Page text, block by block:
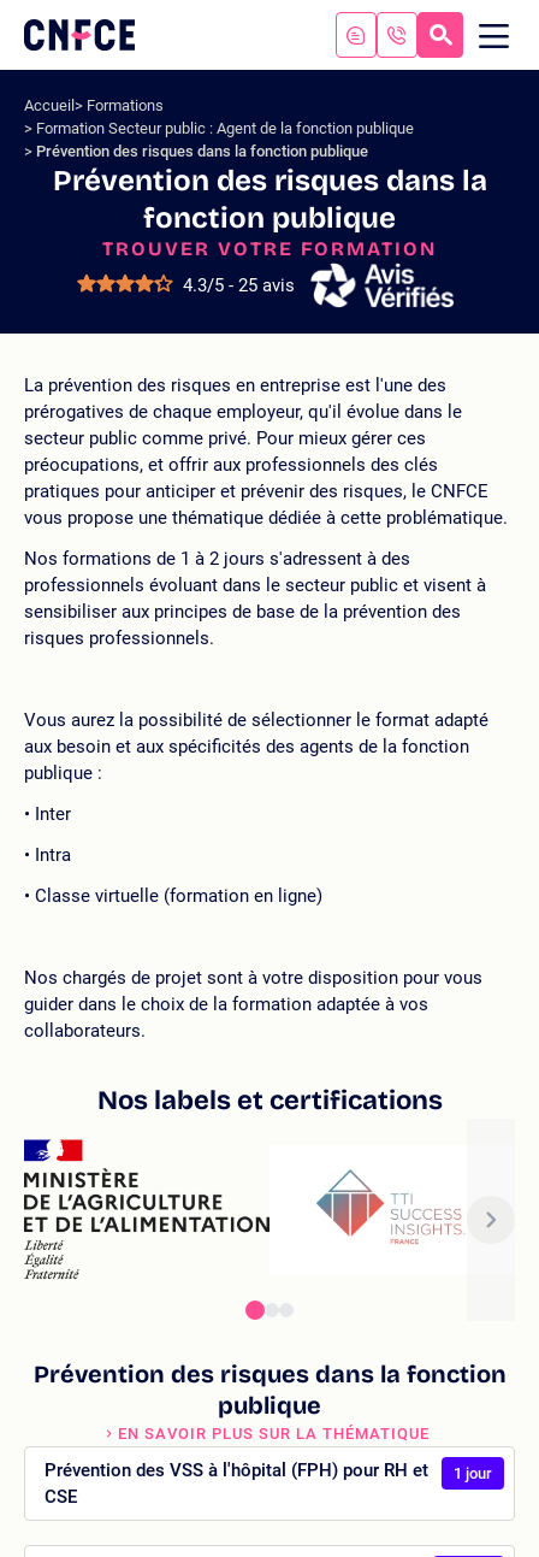
contenu
menu
Logo
site
Accueil
Formations
Formation Secteur public : Agent de la fonction publique
Prévention des risques dans la fonction publique
Prévention des risques dans la
fonction publique
TROUVER VOTRE FORMATION
4.3/5 - 25 avis
La prévention des risques en entreprise est l'une des
prérogatives de chaque employeur, qu'il évolue dans le
secteur public comme privé. Pour mieux gérer ces
préocupations, et offrir aux professionnels des clés
pratiques pour anticiper et prévenir des risques, le CNFCE
vous propose une thématique dédiée à cette problématique.
Nos formations de 1 à 2 jours s'adressent à des
professionnels évoluant dans le secteur public et visent à
sensibiliser aux principes de base de la prévention des
risques professionnels.
Vous aurez la possibilité de sélectionner le format adapté
aux besoin et aux spécificités des agents de la fonction
publique :
Inter
Intra
Classe virtuelle (formation en ligne)
Nos chargés de projet sont à votre disposition pour vous
guider dans le choix de la formation adaptée à vos
collaborateurs.
Nos labels et certifications
Prévention des risques dans la fonction
publique
EN SAVOIR PLUS SUR LA THÉMATIQUE
Prévention des VSS à l'hôpital (FPH) pour RH et
CSE
1 jour